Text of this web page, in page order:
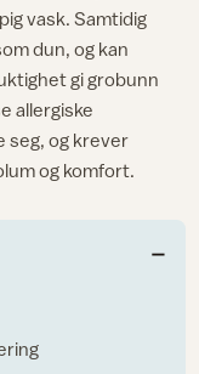
vask. Samtidig
dun, og kan
gi grobunn
allergiske
seg, og krever
og komfort.